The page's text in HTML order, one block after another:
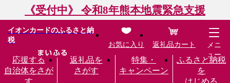
《受付中》 令和8年熊本地震緊急支援
イオンカードのふるさと納
税
応援する
自治体をさが
す
返礼品を
さがす
特集・
キャンペーン
ふるさと納税
を
はじめる
お気に入り 返礼品カート
メニ
ュー